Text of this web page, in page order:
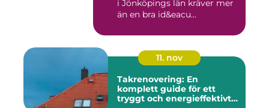
i Jönköpings län kräver mer
än en bra id&eacu...
11. nov
Takrenovering: En
komplett guide för ett
tryggt och energieffektivt